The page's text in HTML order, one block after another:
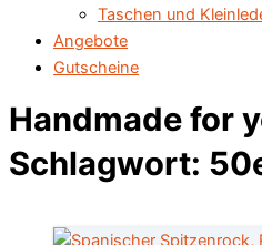
Taschen und
Angebote
Gutscheine
Handmade for
Schlagwort: